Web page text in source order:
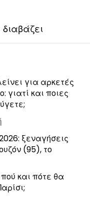
για αρκετές
γιατί και ποιες
ξεναγήσεις
(95), το
και πότε θα